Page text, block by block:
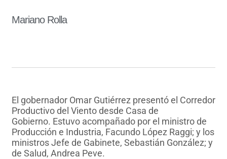
Mariano Rolla
El gobernador Omar Gutiérrez presentó el Corredor
Productivo del Viento desde Casa de
Gobierno. Estuvo acompañado por el ministro de
Producción e Industria, Facundo López Raggi; y los
ministros Jefe de Gabinete, Sebastián González; y
de Salud, Andrea Peve.